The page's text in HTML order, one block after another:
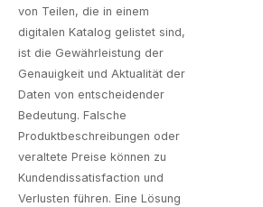
von Teilen, die in einem
digitalen Katalog gelistet sind,
ist die Gewährleistung der
Genauigkeit und Aktualität der
Daten von entscheidender
Bedeutung. Falsche
Produktbeschreibungen oder
veraltete Preise können zu
Kundendissatisfaction und
Verlusten führen. Eine Lösung